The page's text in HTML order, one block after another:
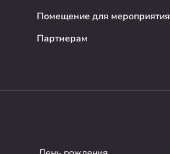
Помещение для мероприятия
Партнерам